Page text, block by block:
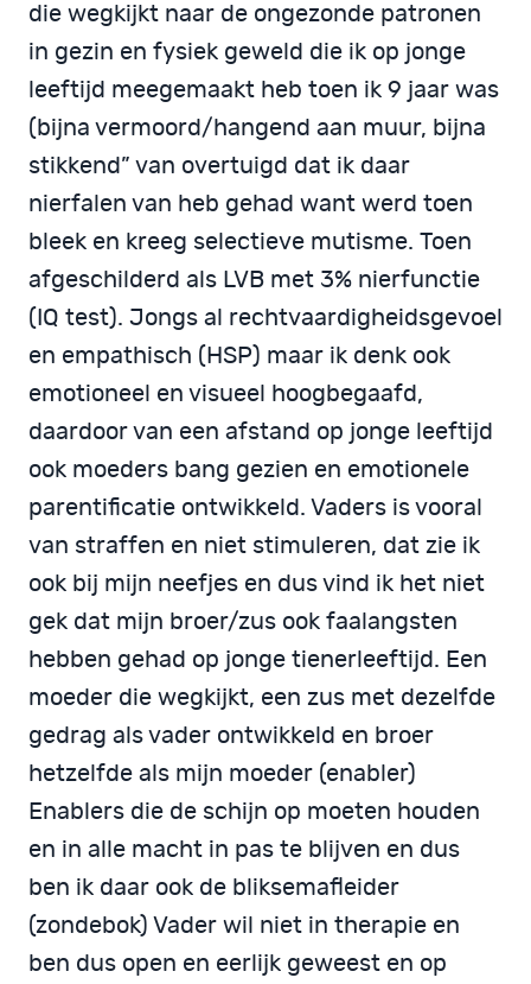
die wegkijkt naar de ongezonde patronen
in gezin en fysiek geweld die ik op jonge
leeftijd meegemaakt heb toen ik 9 jaar was
(bijna vermoord/hangend aan muur, bijna
stikkend” van overtuigd dat ik daar
nierfalen van heb gehad want werd toen
bleek en kreeg selectieve mutisme. Toen
afgeschilderd als LVB met 3% nierfunctie
(IQ test). Jongs al rechtvaardigheidsgevoel
en empathisch (HSP) maar ik denk ook
emotioneel en visueel hoogbegaafd,
daardoor van een afstand op jonge leeftijd
ook moeders bang gezien en emotionele
parentificatie ontwikkeld. Vaders is vooral
van straffen en niet stimuleren, dat zie ik
ook bij mijn neefjes en dus vind ik het niet
gek dat mijn broer/zus ook faalangsten
hebben gehad op jonge tienerleeftijd. Een
moeder die wegkijkt, een zus met dezelfde
gedrag als vader ontwikkeld en broer
hetzelfde als mijn moeder (enabler)
Enablers die de schijn op moeten houden
en in alle macht in pas te blijven en dus
ben ik daar ook de bliksemafleider
(zondebok) Vader wil niet in therapie en
ben dus open en eerlijk geweest en op